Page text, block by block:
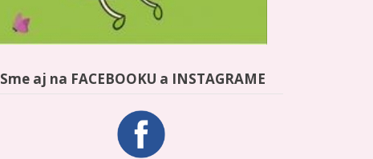
Sme aj na FACEBOOKU a INSTAGRAME